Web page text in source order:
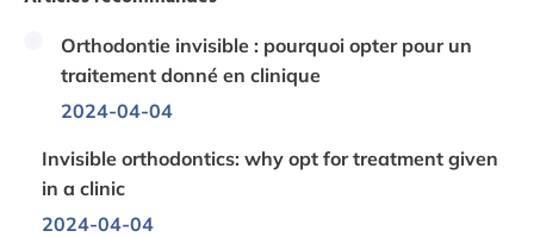
Orthodontie invisible : pourquoi opter pour un
traitement donné en clinique
2024-04-04
Invisible orthodontics: why opt for treatment given
in a clinic
2024-04-04